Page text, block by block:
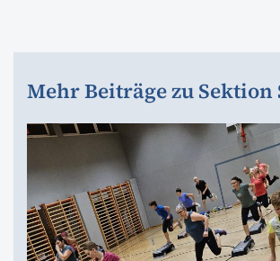
Mehr Beiträge zu Sektion